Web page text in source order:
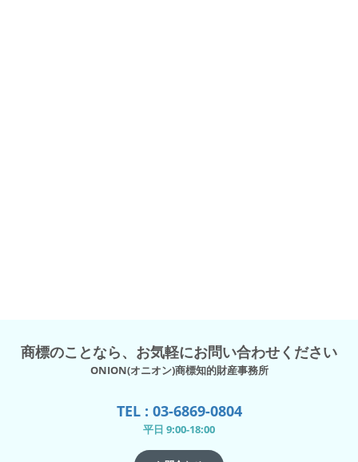
商標のことなら、お気軽にお問い合わせください
ONION(オニオン)商標知的財産事務所
TEL : 03-6869-0804
平日 9:00-18:00